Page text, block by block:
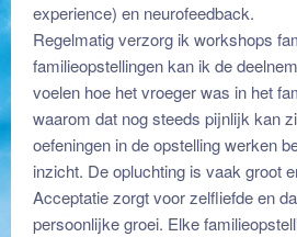
experience) en neurofeedback.
Regelmatig verzorg ik workshops
familieopstellingen kan ik de
voelen hoe het vroeger was in het
waarom dat nog steeds pijnlijk kan
oefeningen in de opstelling werken
inzicht. De opluchting is vaak groot
Acceptatie zorgt voor zelfliefde en
persoonlijke groei. Elke